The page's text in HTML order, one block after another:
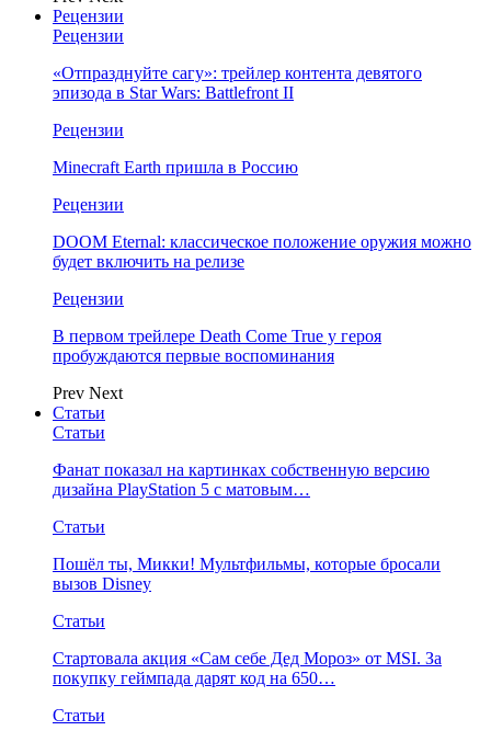
Рецензии
Рецензии
«Отпразднуйте сагу»: трейлер контента девятого
эпизода в Star Wars: Battlefront II
Рецензии
Minecraft Earth пришла в Россию
Рецензии
DOOM Eternal: классическое положение оружия можно
будет включить на релизе
Рецензии
В первом трейлере Death Come True у героя
пробуждаются первые воспоминания
Prev Next
Статьи
Статьи
Фанат показал на картинках собственную версию
дизайна PlayStation 5 с матовым…
Статьи
Пошёл ты, Микки! Мультфильмы, которые бросали
вызов Disney
Статьи
Стартовала акция «Сам себе Дед Мороз» от MSI. За
покупку геймпада дарят код на 650…
Статьи